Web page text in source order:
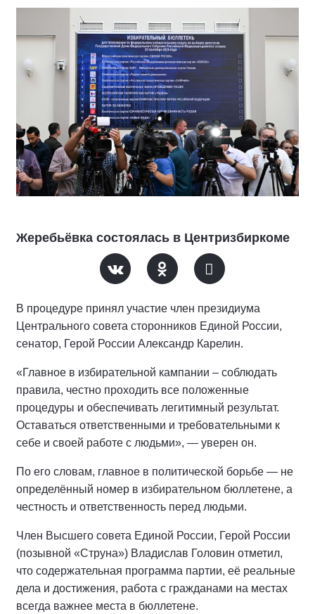
Жеребьёвка состоялась в Центризбиркоме
В процедуре принял участие член президиума
Центрального совета сторонников Единой России,
сенатор, Герой России Александр Карелин.
«Главное в избирательной кампании – соблюдать
правила, честно проходить все положенные
процедуры и обеспечивать легитимный результат.
Оставаться ответственными и требовательными к
себе и своей работе с людьми», — уверен он.
По его словам, главное в политической борьбе — не
определённый номер в избирательном бюллетене, а
честность и ответственность перед людьми.
Член Высшего совета Единой России, Герой России
(позывной «Струна») Владислав Головин отметил,
что содержательная программа партии, её реальные
дела и достижения, работа с гражданами на местах
всегда важнее места в бюллетене.